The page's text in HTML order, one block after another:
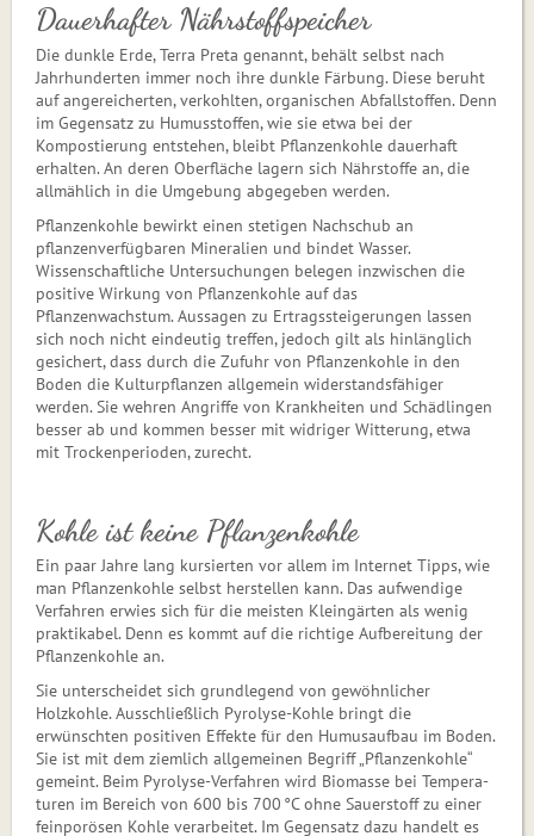
Dauerhafter Nährstoffspeicher
Die dunkle Erde, Terra Preta genannt, behält selbst nach
Jahrhunderten immer noch ihre dunkle Färbung. Diese beruht
auf angereicherten, verkohlten, organischen Abfallstoffen. Denn
im Gegensatz zu Humusstoffen, wie sie etwa bei der
Kompostierung entstehen, bleibt Pflanzenkohle dauerhaft
erhalten. An deren Oberfläche lagern sich Nährstoffe an, die
allmählich in die Umgebung abgegeben werden.
Pflanzenkohle bewirkt einen stetigen Nachschub an
pflanzenverfügbaren Mineralien und bindet Wasser.
Wissenschaftliche Untersuchungen belegen inzwischen die
positive Wirkung von Pflanzenkohle auf das
Pflanzenwachstum. Aussagen zu Ertragssteigerungen lassen
sich noch nicht eindeutig treffen, jedoch gilt als hinlänglich
gesichert, dass durch die Zufuhr von Pflanzenkohle in den
Boden die Kulturpflanzen allgemein widerstandsfähiger
werden. Sie wehren Angriffe von Krankheiten und Schädlingen
besser ab und kommen besser mit widriger Witterung, etwa
mit Trockenperioden, zurecht.
Kohle ist keine Pflanzenkohle
Ein paar Jahre lang kursierten vor allem im Internet Tipps, wie
man Pflanzenkohle selbst herstellen kann. Das aufwendige
Verfahren erwies sich für die meisten Kleingärten als wenig
praktikabel. Denn es kommt auf die richtige Aufbereitung der
Pflanzenkohle an.
Sie unterscheidet sich grundlegend von gewöhnlicher
Holzkohle. Ausschließlich Pyrolyse-Kohle bringt die
erwünschten positiven Effekte für den Humusaufbau im Boden.
Sie ist mit dem ziemlich allgemeinen Begriff „Pflanzenkohle“
gemeint. Beim Pyrolyse-Verfahren wird Biomasse bei Tem­pe­ra­
tu­ren im Bereich von 600 bis 700 °C ohne Sauerstoff zu einer
feinporösen Kohle verarbeitet. Im Gegensatz dazu handelt es